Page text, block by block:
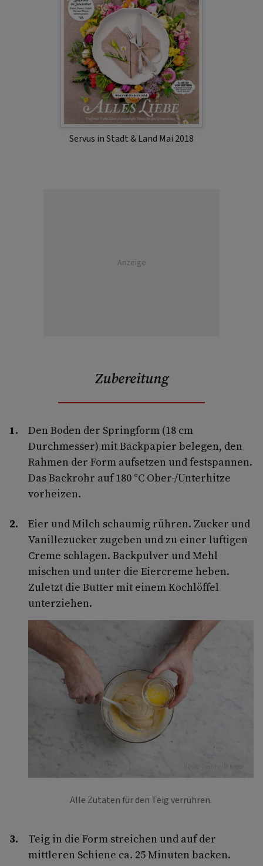
Servus in Stadt & Land Mai 2018
Anzeige
Zubereitung
Den Boden der Springform (18 cm
Durchmesser) mit Backpapier belegen, den
Rahmen der Form aufsetzen und festspannen.
Das Backrohr auf 180 °C Ober-/Unterhitze
vorheizen.
Eier und Milch schaumig rühren. Zucker und
Vanillezucker zugeben und zu einer luftigen
Creme schlagen. Backpulver und Mehl
mischen und unter die Eiercreme heben.
Zuletzt die Butter mit einem Kochlöffel
unterziehen.
Foto: Eisenhut & Mayer
Alle Zutaten für den Teig verrühren.
Teig in die Form streichen und auf der
mittleren Schiene ca. 25 Minuten backen.